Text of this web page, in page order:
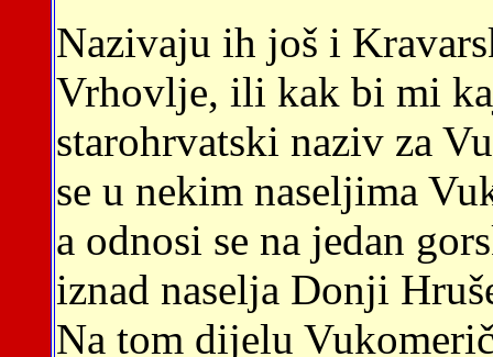
Nazivaju ih još i
Vrhovlje, ili kak bi mi
starohrvatski naziv za
se u nekim naseljima
a odnosi se na jedan
iznad naselja Donji
Na tom dijelu